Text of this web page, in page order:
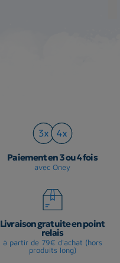
Paiement en 3 ou 4 fois
avec Oney
Livraison gratuite en point
relais
à partir de 79€ d'achat (hors
produits long)